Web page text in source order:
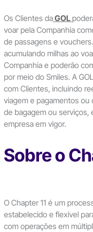
Os Clientes daGOL
voar pela Companhia
de passagens e
acumulando milhas ao
Companhia e poderão
por meio do Smiles. A
com Clientes, incluindo
viagem e pagamentos ou
de bagagem ou serviços,
empresa em vigor.
Sobre o
O Chapter 11 é um
estabelecido e flexível
com operações em